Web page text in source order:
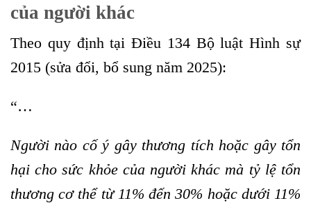
của người khác
Theo quy định tại Điều 134 Bộ luật Hình sự
2015 (sửa đổi, bổ sung năm 2025):
“…
Người nào cố ý gây thương tích hoặc gây tổn
hại cho sức khỏe của người khác mà tỷ lệ tổn
thương cơ thể từ 11% đến 30% hoặc dưới 11%